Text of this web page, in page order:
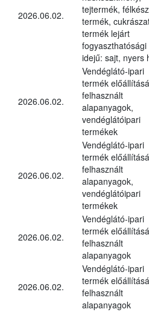
2026.06.02.
tejtermék, félkész
termék,
termék lejárt
fogyaszthatósági
idejű: sajt, nyers
2026.06.02.
Vendéglátó-ipari
termék
felhasznált
alapanyagok,
vendéglátóipari
termékek
2026.06.02.
Vendéglátó-ipari
termék
felhasznált
alapanyagok,
vendéglátóipari
termékek
2026.06.02.
Vendéglátó-ipari
termék
felhasznált
alapanyagok
2026.06.02.
Vendéglátó-ipari
termék
felhasznált
alapanyagok